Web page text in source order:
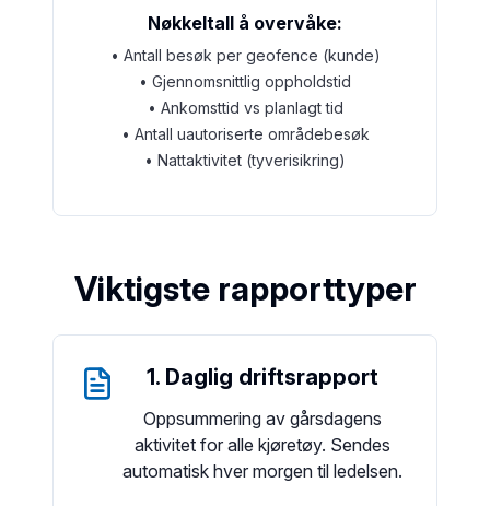
Nøkkeltall å overvåke:
• Antall besøk per geofence (kunde)
• Gjennomsnittlig oppholdstid
• Ankomsttid vs planlagt tid
• Antall uautoriserte områdebesøk
• Nattaktivitet (tyverisikring)
Viktigste rapporttyper
1. Daglig driftsrapport
Oppsummering av gårsdagens
aktivitet for alle kjøretøy. Sendes
automatisk hver morgen til ledelsen.